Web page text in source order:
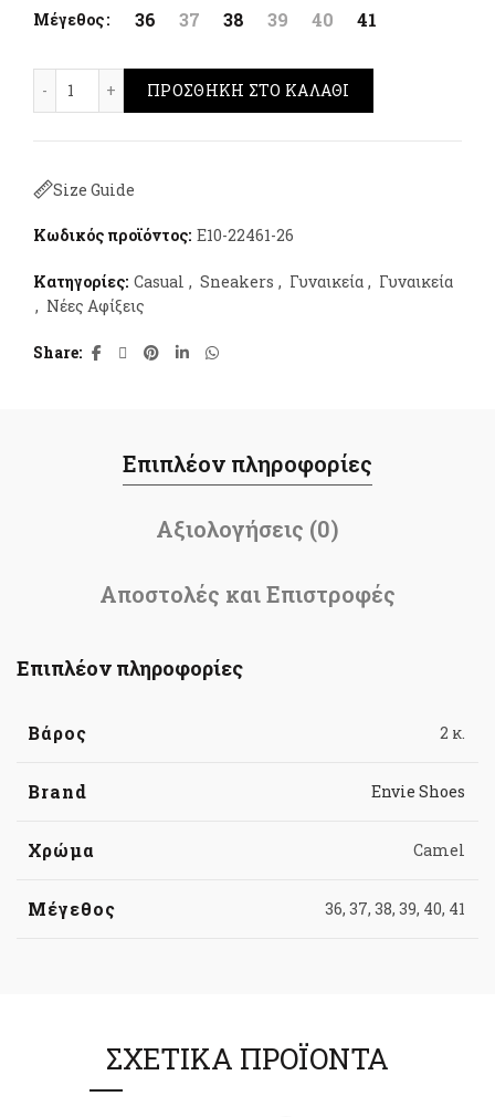
Μέγεθος
36 37 38 39 40 41
Envie Shoes Sneakers Καμελ ποσότητα
ΠΡΟΣΘΉΚΗ ΣΤΟ ΚΑΛΆΘΙ
Size Guide
Κωδικός προϊόντος: E10-22461-26
Κατηγορίες: Casual , Sneakers , Γυναικεία , Γυναικεία
, Νέες Αφίξεις
Share
Επιπλέον πληροφορίες
Αξιολογήσεις (0)
Αποστολές και Επιστροφές
Επιπλέον πληροφορίες
Βάρος 2 κ.
Brand Envie Shoes
Χρώμα Camel
Μέγεθος 36, 37, 38, 39, 40, 41
ΣΧΕΤΙΚΆ ΠΡΟΪΌΝΤΑ